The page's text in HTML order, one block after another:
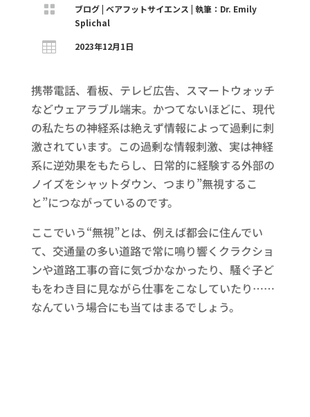
 ブログ| ベアフットサイエンス | 執筆：Dr. Emily
Splichal
 2023年12月1日
携帯電話、看板、テレビ広告、スマートウォッチ
などウェアラブル端末。かつてないほどに、現代
の私たちの神経系は絶えず情報によって過剰に刺
激されています。この過剰な情報刺激、実は神経
系に逆効果をもたらし、日常的に経験する外部の
ノイズをシャットダウン、つまり”無視するこ
と”につながっているのです。
ここでいう“無視”とは、例えば都会に住んでい
て、交通量の多い道路で常に鳴り響くクラクショ
ンや道路工事の音に気づかなかったり、騒ぐ子ど
もをわき目に見ながら仕事をこなしていたり……
なんていう場合にも当てはまるでしょう。